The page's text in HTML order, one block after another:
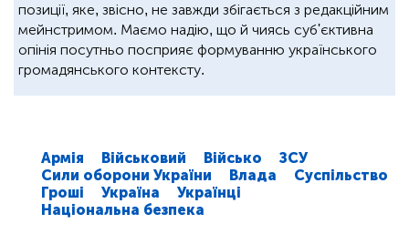
позиції, яке, звісно, не завжди збігається з редакційним
мейнстримом. Маємо надію, що й чиясь суб'єктивна
опінія посутньо посприяє формуванню українського
громадянського контексту.
Армія Військовий Військо
ЗСУ
Сили оборони України
Влада
Суспільство
Гроші
Україна
Українці
Національна безпека